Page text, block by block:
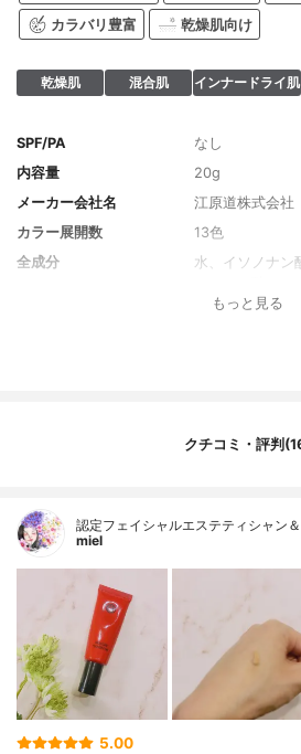
カラバリ豊富 乾燥肌向け
乾燥肌 混合肌 インナードライ肌
SPF/PA
なし
内容量
20g
メーカー会社名
江原道株式会社
カラー展開数
13色
全成分
水、イソノナン
キサン、ビス
シソ種子油、
a、ポリ乳酸、
コール、マイカ
チタン、タルク
もっと見る
クチコミ・評判
認定フェイシャルエステティシャン
miel
5.00